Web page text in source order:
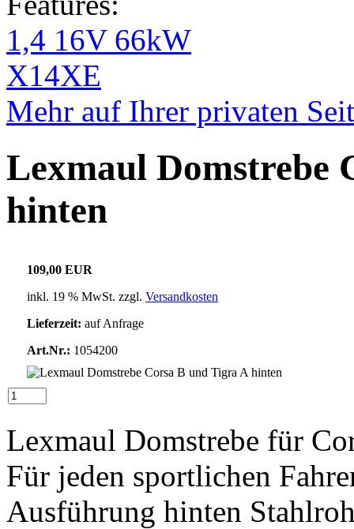
1,4 16V 66kW
X14XE
Mehr auf Ihrer privaten
Lexmaul Domstrebe
hinten
109,00 EUR
inkl. 19 % MwSt. zzgl. Versandkosten
Lieferzeit: auf Anfrage
Art.Nr.: 1054200
Lexmaul Domstrebe für
Für jeden sportlichen
Ausführung hinten